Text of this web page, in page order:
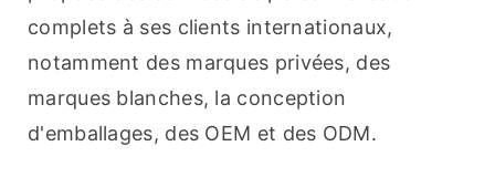
complets à ses clients internationaux,
notamment des marques privées, des
marques blanches, la conception
d'emballages, des OEM et des ODM.